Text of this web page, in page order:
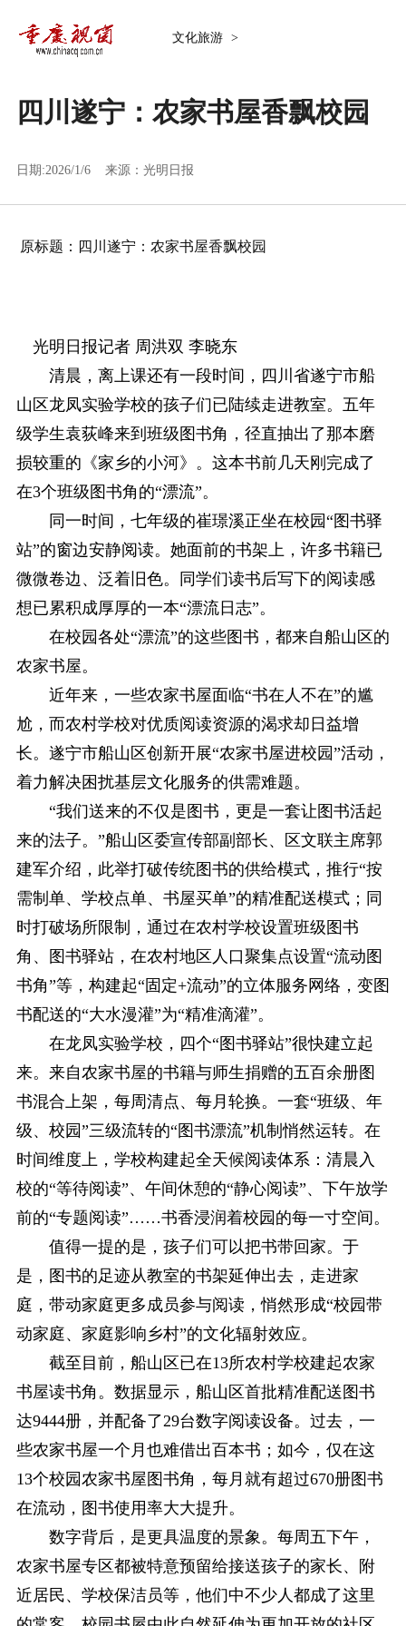
文化旅游 >
四川遂宁：农家书屋香飘校园
日期:2026/1/6 来源： 光明日报
原标题：四川遂宁：农家书屋香飘校园
光明日报记者 周洪双 李晓东
清晨，离上课还有一段时间，四川省遂宁市船
山区龙凤实验学校的孩子们已陆续走进教室。五年
级学生袁荻峰来到班级图书角，径直抽出了那本磨
损较重的《家乡的小河》。这本书前几天刚完成了
在3个班级图书角的“漂流”。
同一时间，七年级的崔璟溪正坐在校园“图书驿
站”的窗边安静阅读。她面前的书架上，许多书籍已
微微卷边、泛着旧色。同学们读书后写下的阅读感
想已累积成厚厚的一本“漂流日志”。
在校园各处“漂流”的这些图书，都来自船山区的
农家书屋。
近年来，一些农家书屋面临“书在人不在”的尴
尬，而农村学校对优质阅读资源的渴求却日益增
长。遂宁市船山区创新开展“农家书屋进校园”活动，
着力解决困扰基层文化服务的供需难题。
“我们送来的不仅是图书，更是一套让图书活起
来的法子。”船山区委宣传部副部长、区文联主席郭
建军介绍，此举打破传统图书的供给模式，推行“按
需制单、学校点单、书屋买单”的精准配送模式；同
时打破场所限制，通过在农村学校设置班级图书
角、图书驿站，在农村地区人口聚集点设置“流动图
书角”等，构建起“固定+流动”的立体服务网络，变图
书配送的“大水漫灌”为“精准滴灌”。
在龙凤实验学校，四个“图书驿站”很快建立起
来。来自农家书屋的书籍与师生捐赠的五百余册图
书混合上架，每周清点、每月轮换。一套“班级、年
级、校园”三级流转的“图书漂流”机制悄然运转。在
时间维度上，学校构建起全天候阅读体系：清晨入
校的“等待阅读”、午间休憩的“静心阅读”、下午放学
前的“专题阅读”……书香浸润着校园的每一寸空间。
值得一提的是，孩子们可以把书带回家。于
是，图书的足迹从教室的书架延伸出去，走进家
庭，带动家庭更多成员参与阅读，悄然形成“校园带
动家庭、家庭影响乡村”的文化辐射效应。
截至目前，船山区已在13所农村学校建起农家
书屋读书角。数据显示，船山区首批精准配送图书
达9444册，并配备了29台数字阅读设备。过去，一
些农家书屋一个月也难借出百本书；如今，仅在这
13个校园农家书屋图书角，每月就有超过670册图书
在流动，图书使用率大大提升。
数字背后，是更具温度的景象。每周五下午，
农家书屋专区都被特意预留给接送孩子的家长、附
近居民、学校保洁员等，他们中不少人都成了这里